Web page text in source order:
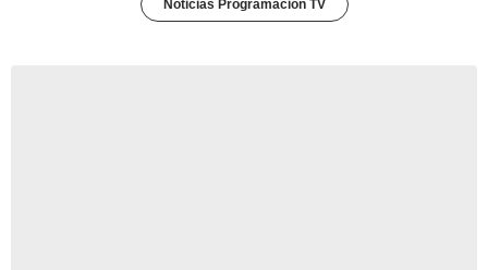
Noticias Programación TV